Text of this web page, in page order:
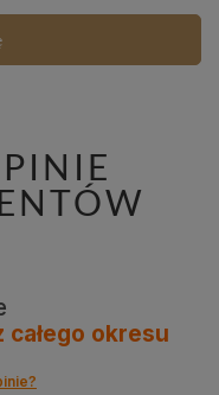
całego okresu